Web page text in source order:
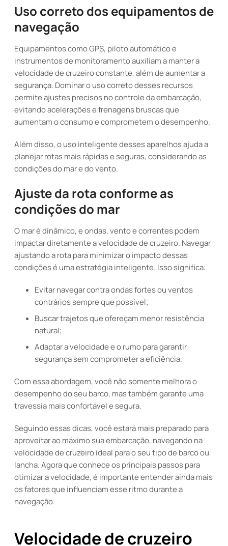
Uso correto dos equipamentos de
navegação
Equipamentos como GPS, piloto automático e
instrumentos de monitoramento auxiliam a manter a
velocidade de cruzeiro constante, além de aumentar a
segurança. Dominar o uso correto desses recursos
permite ajustes precisos no controle da embarcação,
evitando acelerações e frenagens bruscas que
aumentam o consumo e comprometem o desempenho.
Além disso, o uso inteligente desses aparelhos ajuda a
planejar rotas mais rápidas e seguras, considerando as
condições do mar e do vento.
Ajuste da rota conforme as
condições do mar
O mar é dinâmico, e ondas, vento e correntes podem
impactar diretamente a velocidade de cruzeiro. Navegar
ajustando a rota para minimizar o impacto dessas
condições é uma estratégia inteligente. Isso significa:
Evitar navegar contra ondas fortes ou ventos
contrários sempre que possível;
Buscar trajetos que ofereçam menor resistência
natural;
Adaptar a velocidade e o rumo para garantir
segurança sem comprometer a eficiência.
Com essa abordagem, você não somente melhora o
desempenho do seu barco, mas também garante uma
travessia mais confortável e segura.
Seguindo essas dicas, você estará mais preparado para
aproveitar ao máximo sua embarcação, navegando na
velocidade de cruzeiro ideal para o seu tipo de barco ou
lancha. Agora que conhece os principais passos para
otimizar a velocidade, é importante entender ainda mais
os fatores que influenciam esse ritmo durante a
navegação.
Velocidade de cruzeiro